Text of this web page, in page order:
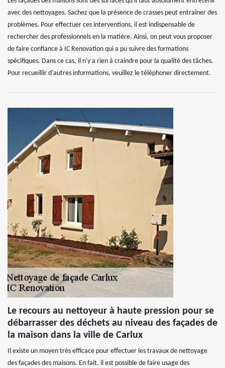
avec des nettoyages. Sachez que la présence de crasses peut entraîner des
problèmes. Pour effectuer ces interventions, il est indispensable de
rechercher des professionnels en la matière. Ainsi, on peut vous proposer
de faire confiance à IC Renovation qui a pu suivre des formations
spécifiques. Dans ce cas, il n'y a rien à craindre pour la qualité des tâches.
Pour recueillir d'autres informations, veuillez le téléphoner directement.
Le recours au nettoyeur à haute pression pour se
débarrasser des déchets au niveau des façades de
la maison dans la ville de Carlux
Il existe un moyen très efficace pour effectuer les travaux de nettoyage
des façades des maisons. En fait, il est possible de faire usage des